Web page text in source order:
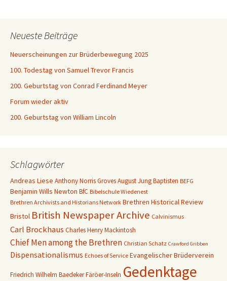
Neueste Beiträge
Neuerscheinungen zur Brüderbewegung 2025
100. Todestag von Samuel Trevor Francis
200. Geburtstag von Conrad Ferdinand Meyer
Forum wieder aktiv
200. Geburtstag von William Lincoln
Schlagwörter
Andreas Liese Anthony Norris GrovesAugust JungBaptisten BEFG
Benjamin Wills Newton BfC Bibelschule Wiedenest
Brethren Archivists and Historians Network Brethren Historical Review
Bristol British Newspaper Archive Calvinismus
Carl Brockhaus Charles Henry Mackintosh
Chief Men among the Brethren Christian Schatz Crawford Gribben
Dispensationalismus Echoes of Service Evangelischer Brüderverein
Friedrich Wilhelm BaedekerFäröer-Inseln Gedenktage